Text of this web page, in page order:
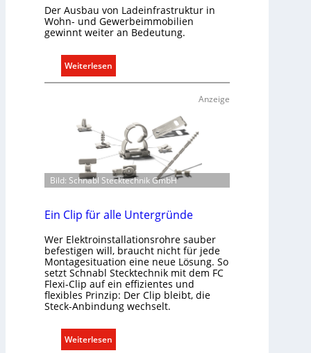
t
e
f
s
u
n
d
r
g
l
n
Der Ausbau von Ladeinfrastruktur in
Wohn- und Gewerbeimmobilien
gewinnt weiter an Bedeutung.
Weiterlesen
A
a
u
d
e
E
e
k
t
r
o
m
o
Anzeige
Bild: Schnabl Stecktechnik GmbH
Ein Clip für alle Untergründe
Wer Elektroinstallationsrohre sauber
befestigen will, braucht nicht für jede
Montagesituation eine neue Lösung. So
setzt Schnabl Stecktechnik mit dem FC
Flexi-Clip auf ein effizientes und
flexibles Prinzip: Der Clip bleibt, die
Steck-Anbindung wechselt.
Weiterlesen